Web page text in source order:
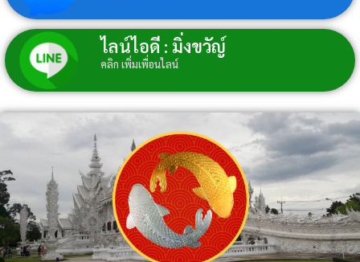
ไลน์ไอดี : มิ่งขวัญ์
คลิก เพิ่มเพื่อนไลน์